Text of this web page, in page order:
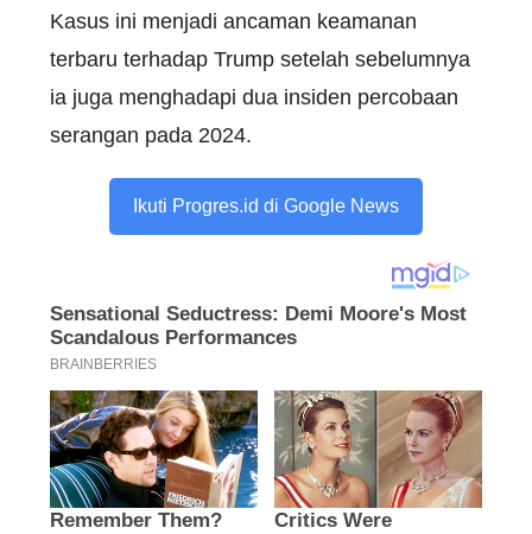
Kasus ini menjadi ancaman keamanan
terbaru terhadap Trump setelah sebelumnya
ia juga menghadapi dua insiden percobaan
serangan pada 2024.
Ikuti Progres.id di Google News